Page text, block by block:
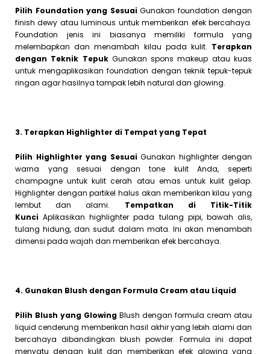
Pilih Foundation yang SesuaiGunakan foundation dengan
finish dewy atau luminous untuk memberikan efek bercahaya.
Foundation jenis ini biasanya memiliki formula yang
melembapkan dan menambah kilau pada kulit. Terapkan
dengan Teknik TepukGunakan spons makeup atau kuas
untuk mengaplikasikan foundation dengan teknik tepuk-tepuk
ringan agar hasilnya tampak lebih natural dan glowing.
3. Terapkan Highlighter di Tempat yang Tepat
Pilih Highlighter yang SesuaiGunakan highlighter dengan
warna yang sesuai dengan tone kulit Anda, seperti
champagne untuk kulit cerah atau emas untuk kulit gelap.
Highlighter dengan partikel halus akan memberikan kilau yang
lembut dan alami. Tempatkan di Titik-Titik
Kunci Aplikasikan highlighter pada tulang pipi, bawah alis,
tulang hidung, dan sudut dalam mata. Ini akan menambah
dimensi pada wajah dan memberikan efek bercahaya.
4. Gunakan Blush dengan Formula Cream atau Liquid
Pilih Blush yang Glowing Blush dengan formula cream atau
liquid cenderung memberikan hasil akhir yang lebih alami dan
bercahaya dibandingkan blush powder. Formula ini dapat
menyatu dengan kulit dan memberikan efek glowing yang